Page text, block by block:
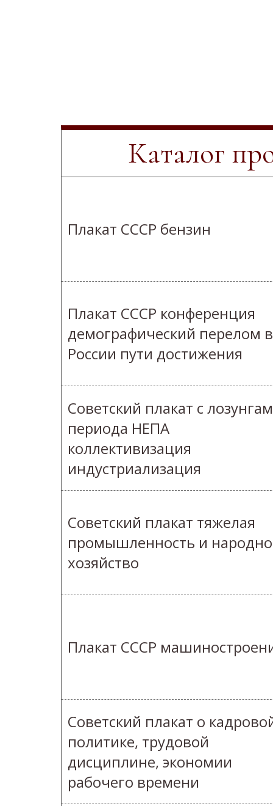
Каталог
Плакат СССР бензин
Плакат СССР конференция
демографический перелом в
России пути достижения
Советский плакат с
периода НЕПА
коллективизация
индустриализация
Советский плакат тяжелая
промышленность и
хозяйство
Плакат СССР
Советский плакат о
политике, трудовой
дисциплине, экономии
рабочего времени